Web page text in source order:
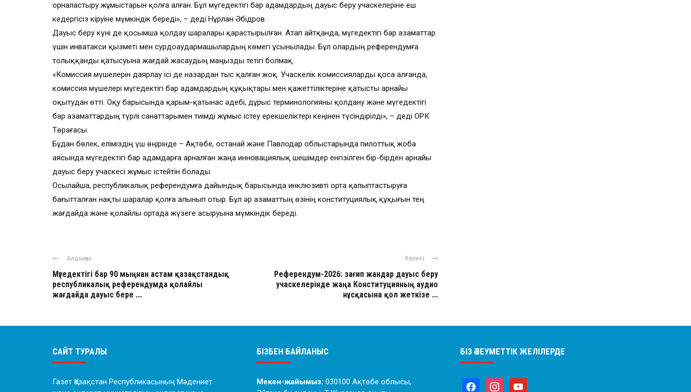
орналастыру жұмыстарын қолға алған. Бұл мүгедектігі бар адамдардың дауыс беру учаскелеріне еш
кедергісіз кіруіне мүмкіндік береді», – деді Нұрлан Әбідров.
Дауыс беру күні де қосымша қолдау шаралары қарастырылған. Атап айтқанда, мүгедектігі бар азаматтар
үшін инватакси қызметі мен сурдоаудармашылардың көмегі ұсынылады. Бұл олардың референдумға
толыққанды қатысуына жағдай жасаудың маңызды тетігі болмақ.
«Комиссия мүшелерін даярлау ісі де назардан тыс қалған жоқ. Учаскелік комиссияларды қоса алғанда,
комиссия мүшелері мүгедектігі бар адамдардың құқықтары мен қажеттіліктеріне қатысты арнайы
оқытудан өтті. Оқу барысында қарым-қатынас әдебі, дұрыс терминологияны қолдану және мүгедектігі
бар азаматтардың түрлі санаттарымен тиімді жұмыс істеу ерекшеліктері кеңінен түсіндірілді», – деді ОРК
Төрағасы.
Бұдан бөлек, еліміздің үш өңірінде – Ақтөбе, Қостанай және Павлодар облыстарында пилоттық жоба
аясында мүгедектігі бар адамдарға арналған жаңа инновациялық шешімдер енгізілген бір-бірден арнайы
дауыс беру учаскесі жұмыс істейтін болады.
Осылайша, республикалық референдумға дайындық барысында инклюзивті орта қалыптастыруға
бағытталған нақты шаралар қолға алынып отыр. Бұл әр азаматтың өзінің конституциялық құқығын тең
жағдайда және қолайлы ортада жүзеге асыруына мүмкіндік береді.
Алдыңғы
Мүгедектігі бар 90 мыңнан астам қазақстандық
республикалық референдумда қолайлы
жағдайда дауыс бере ...
Келесі
Референдум-2026: зағип жандар дауыс беру
учаскелерінде жаңа Конституцияның аудио
нұсқасына қол жеткізе ...
САЙТ ТУРАЛЫ
Газет Қазақстан Республикасының Мәдениет
БІЗБЕН БАЙЛАНЫС
Мекен-жайымыз: 030100 Ақтөбе облысы,
БІЗ ӘЛЕУМЕТТІК ЖЕЛІЛЕРДЕ